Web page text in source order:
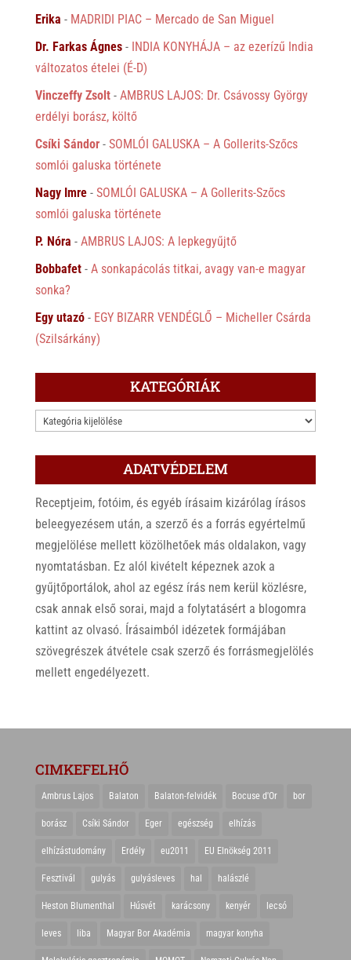
Erika - MADRIDI PIAC – Mercado de San Miguel
Dr. Farkas Ágnes- INDIA KONYHÁJA – az ezerízű India
változatos ételei (É-D)
Vinczeffy Zsolt- AMBRUS LAJOS: Dr. Csávossy György
erdélyi borász, költő
Csíki Sándor- SOMLÓI GALUSKA – A Gollerits-Szőcs
somlói galuska története
Nagy Imre- SOMLÓI GALUSKA – A Gollerits-Szőcs
somlói galuska története
P. Nóra - AMBRUS LAJOS: A lepkegyűjtő
Bobbafet- A sonkapácolás titkai, avagy van-e magyar
sonka?
Egy utazó- EGY BIZARR VENDÉGLŐ – Micheller Csárda
(Szilsárkány)
KATEGÓRIÁK
KATEGÓRIÁK
ADATVÉDELEM
Receptjeim, fotóim, és egyéb írásaim kizárólag írásos
beleegyezésem után, a szerző és a forrás egyértelmű
megjelölése mellett közölhetőek más oldalakon, vagy
nyomtatásban. Ez alól kivételt képeznek azok a
gyűjtőportálok, ahol az egész írás nem kerül közlésre,
csak annak első sorai, majd a folytatásért a blogomra
kattint az olvasó. Írásaimból idézetek formájában
szövegrészek átvétele csak szerző és forrásmegjelölés
mellett engedélyezett.
CIMKEFELHŐ
Ambrus Lajos Balaton Balaton-felvidék Bocuse d'Or bor
borász Csíki Sándor Eger egészség elhízás
elhízástudomány Erdély eu2011 EU Elnökség 2011
Fesztivál gulyás gulyásleves hal halászlé
Heston Blumenthal Húsvét karácsony kenyér lecsó
leves liba Magyar Bor Akadémia magyar konyha